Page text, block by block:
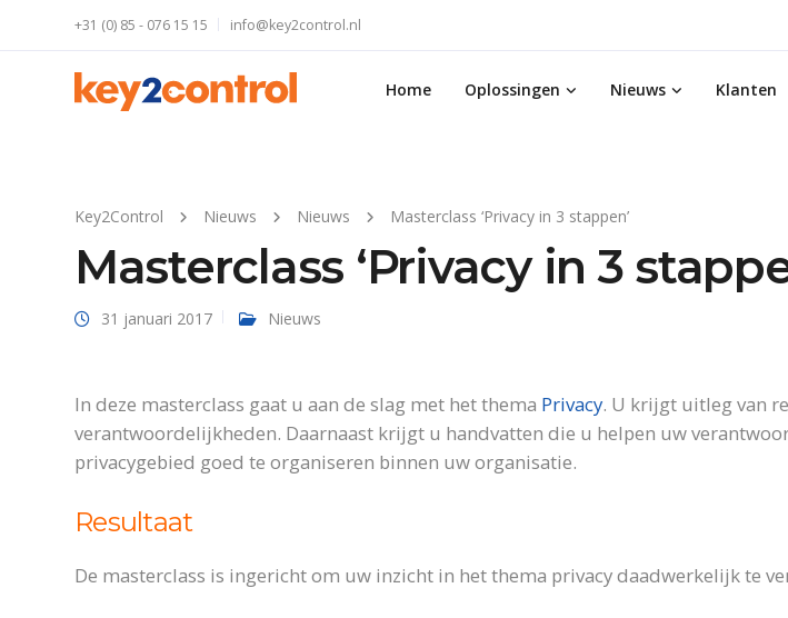
+31 (0) 85 - 076 15 15 info@key2control.nl
Home Oplossingen Nieuws Klanten
Key2Control Nieuws Nieuws Masterclass ‘Privacy in 3 stappen’
Masterclass ‘Privacy in 3
31 januari 2017 Nieuws
In deze masterclass gaat u aan de slag met het thema Privacy. U krijgt uitleg van
verantwoordelijkheden. Daarnaast krijgt u handvatten die u helpen uw
privacygebied goed te organiseren binnen uw organisatie.
Resultaat
De masterclass is ingericht om uw inzicht in het thema privacy daadwerkelijk te